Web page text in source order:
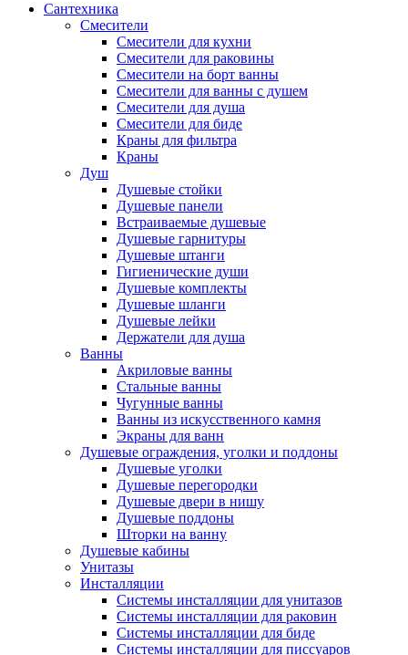
Сантехника
Смесители
Смесители для кухни
Смесители для раковины
Смесители на борт ванны
Смесители для ванны с душем
Смесители для душа
Смесители для биде
Краны для фильтра
Краны
Душ
Душевые стойки
Душевые панели
Встраиваемые душевые
Душевые гарнитуры
Душевые штанги
Гигиенические души
Душевые комплекты
Душевые шланги
Душевые лейки
Держатели для душа
Ванны
Акриловые ванны
Стальные ванны
Чугунные ванны
Ванны из искусственного камня
Экраны для ванн
Душевые ограждения, уголки и поддоны
Душевые уголки
Душевые перегородки
Душевые двери в нишу
Душевые поддоны
Шторки на ванну
Душевые кабины
Унитазы
Инсталляции
Системы инсталляции для унитазов
Системы инсталляции для раковин
Системы инсталляции для биде
Системы инсталляции для писсуаров